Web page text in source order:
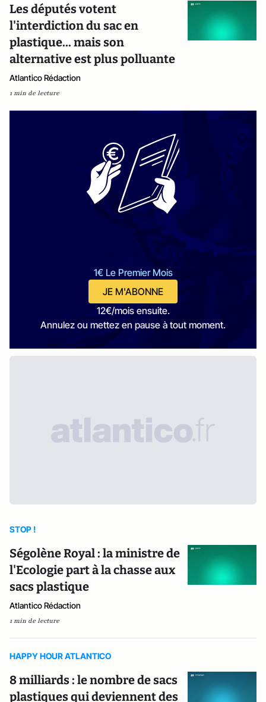
Les députés votent
l'interdiction du sac en
plastique... mais son
alternative est plus polluante
Atlantico Rédaction
1 min de lecture
1€ Le Premier Mois
JE M'ABONNE
12€/mois ensuite.
Annulez ou mettez en pause à tout moment.
STOP !
Ségolène Royal : la ministre de
l'Ecologie part à la chasse aux
sacs plastique
Atlantico Rédaction
1 min de lecture
HAPPY HOUR ATLANTICO
8 milliards : le nombre de sacs
plastiques qui deviennent des